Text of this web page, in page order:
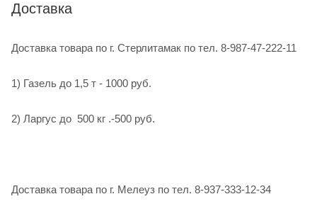
Доставка
Доставка товара по г. Стерлитамак по тел. 8-987-47-222-11
1) Газель до 1,5 т - 1000 руб.
2) Ларгус до 500 кг .-500 руб.
Доставка товара по г. Мелеуз по тел. 8-937-333-12-34